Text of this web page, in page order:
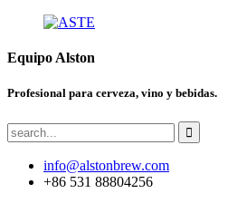
Equipo Alston
Profesional para cerveza, vino y bebidas.
info@alstonbrew.com
+86 531 88804256